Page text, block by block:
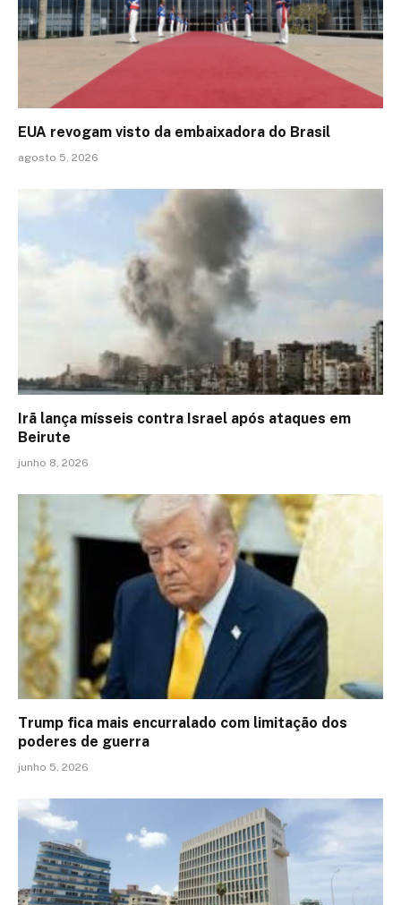
EUA revogam visto da embaixadora do Brasil
agosto 5, 2026
Irã lança mísseis contra Israel após ataques em
Beirute
junho 8, 2026
Trump fica mais encurralado com limitação dos
poderes de guerra
junho 5, 2026